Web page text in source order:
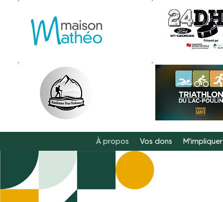
À propos Vos dons M'impliquer